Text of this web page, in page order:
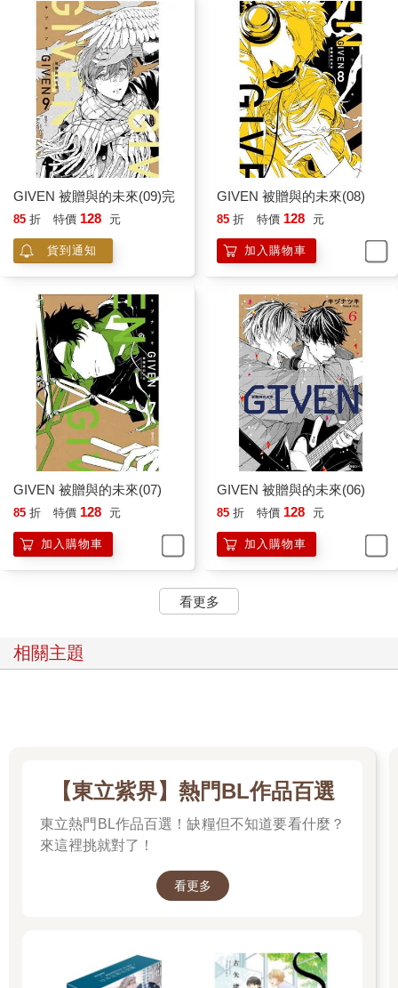
GIVEN 被贈與的未來(09)完
85 折 特價 128 元
貨到通知
GIVEN 被贈與的未來(08)
85 折 特價 128 元
加入購物車
GIVEN 被贈與的未來(07)
85 折 特價 128 元
加入購物車
GIVEN 被贈與的未來(06)
85 折 特價 128 元
加入購物車
看更多
相關主題
【東立紫界】熱門BL作品百選
東立熱門BL作品百選！缺糧但不知道要看什麼？
來這裡挑就對了！
看更多